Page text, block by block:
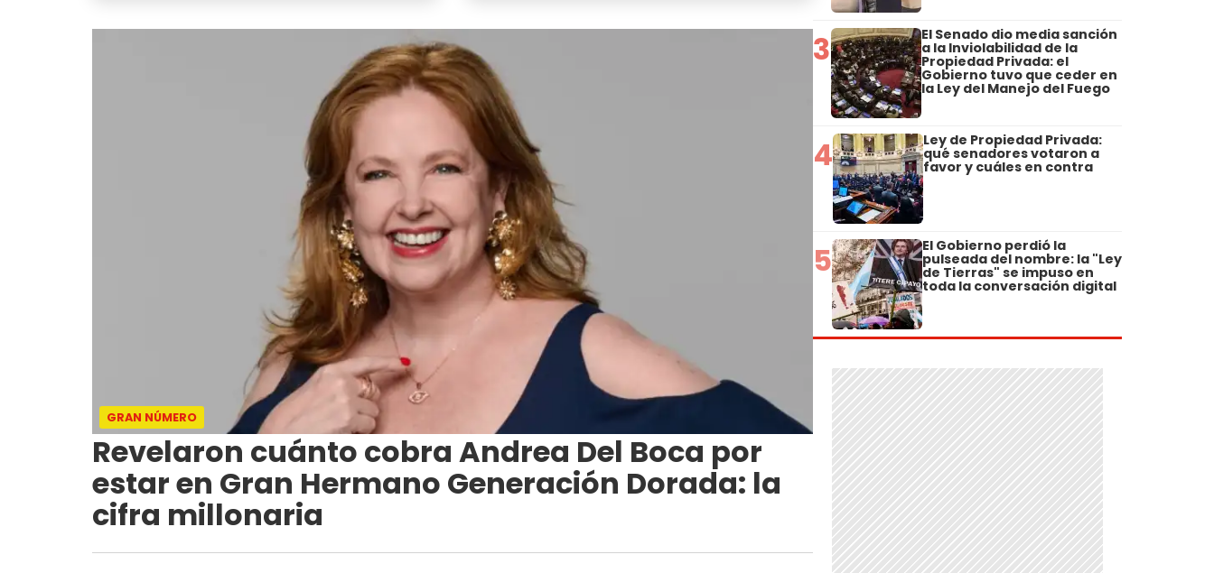
GRAN NÚMERO
Revelaron cuánto cobra Andrea Del Boca por
estar en Gran Hermano Generación Dorada: la
cifra millonaria
3 El Senado dio media sanción
a la Inviolabilidad de la
Propiedad Privada: el
Gobierno tuvo que ceder en
la Ley del Manejo del Fuego
4 Ley de Propiedad Privada:
qué senadores votaron a
favor y cuáles en contra
5 El Gobierno perdió la
pulseada del nombre: la "Ley
de Tierras" se impuso en
toda la conversación digital